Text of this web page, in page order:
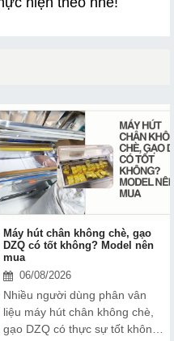
Máy hút chân không chè, gạo
DZQ có tốt không? Model nên
mua
06/08/2026
Nhiều người dùng phân vân
liệu máy hút chân không chè,
gạo DZQ có thực sự tốt không